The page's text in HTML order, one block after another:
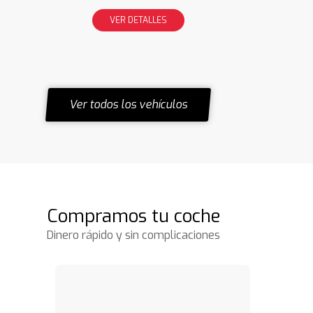
VER DETALLES
Ver todos los vehículos
Compramos tu coche
Dinero rápido y sin complicaciones